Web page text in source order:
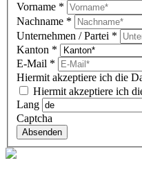
Vorname *
Nachname *
Unternehmen / Partei *
Kanton *
E-Mail *
Hiermit akzeptiere ich die
Hiermit akzeptiere ich
Lang
Captcha
Absenden